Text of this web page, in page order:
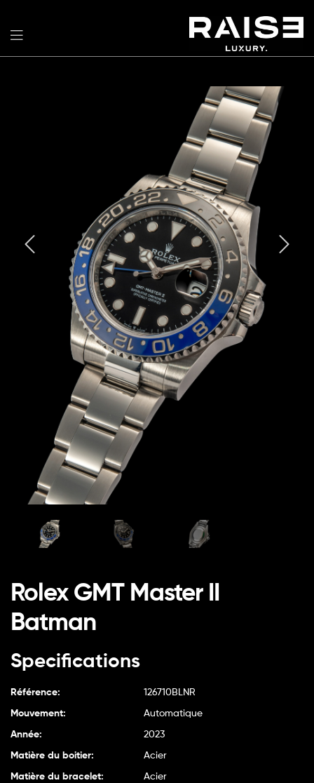
Rolex GMT Master II
Batman
Specifications
Référence: 126710BLNR
Mouvement: Automatique
Année: 2023
Matière du boitier: Acier
Matière du bracelet: Acier